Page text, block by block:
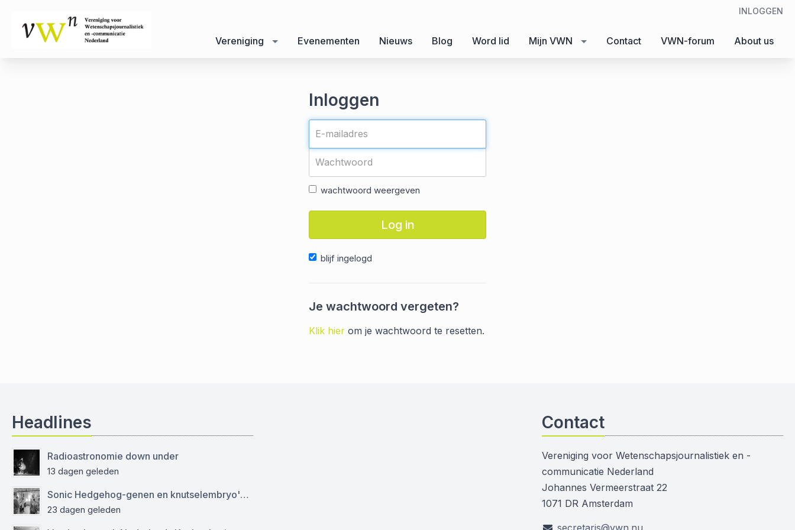
INLOGGEN
Vereniging Evenementen Nieuws Blog Word lid Mijn VWN Contact VWN-forum About us
Inloggen
wachtwoord weergeven
Log in
blijf ingelogd
Je wachtwoord vergeten?
Klik hier om je wachtwoord te resetten.
Headlines
Radioastronomie down under
13 dagen geleden
Sonic Hedgehog-genen en knutselembryo's: verslag bezoek aan Sanquin
23 dagen geleden
Contact
Vereniging voor Wetenschapsjournalistiek en -
communicatie Nederland
Johannes Vermeerstraat 22
1071 DR Amsterdam
secretaris@vwn.nu